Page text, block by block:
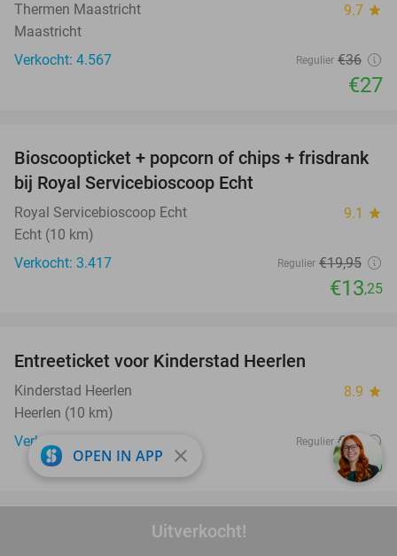
Uitverkocht!
Thermen Maastricht 9.7 star
Maastricht
Verkocht: 4.567
Regulier €36
€27
34%
Bioscoopticket + popcorn of chips + frisdrank
bij Royal Servicebioscoop Echt
Royal Servicebioscoop Echt 9.1 star
Echt (10 km)
Verkocht: 3.417
Regulier €19,95
€13,25
Entreeticket voor Kinderstad Heerlen
Kinderstad Heerlen 8.9 star
Heerlen (10 km)
Verkocht: 10.540
Regulier €14
€9,50
Privéwellness voor 2 personen (3 uur) +
OPEN IN APP close